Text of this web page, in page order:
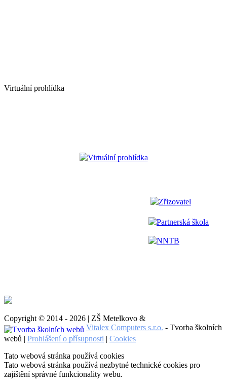
Virtuální prohlídka
Virtuální prohlídka
Zřizovatel
Partnerská škola
NNTB
Copyright © 2014 - 2026 | ZŠ Metelkovo &
Vitalex Computers s.r.o. - Tvorba školních
webů | Prohlášení o přísupnosti | Cookies
Tato webová stránka používá cookies
Tato webová stránka používá nezbytné technické cookies pro
zajištění správné funkcionality webu.